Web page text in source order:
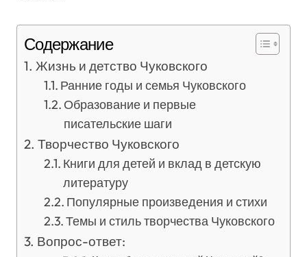
Содержание
Жизнь и детство Чуковского
Ранние годы и семья Чуковского
Образование и первые
писательские шаги
Творчество Чуковского
Книги для детей и вклад в детскую
литературу
Популярные произведения и стихи
Темы и стиль творчества Чуковского
Вопрос-ответ: